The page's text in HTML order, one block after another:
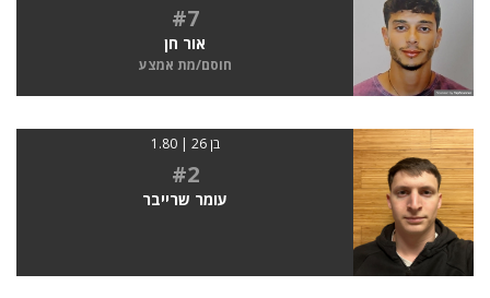
#7
אור חן
חוסם/מת אמצע
בן 26 | 1.80
#2
עומר שרייבר